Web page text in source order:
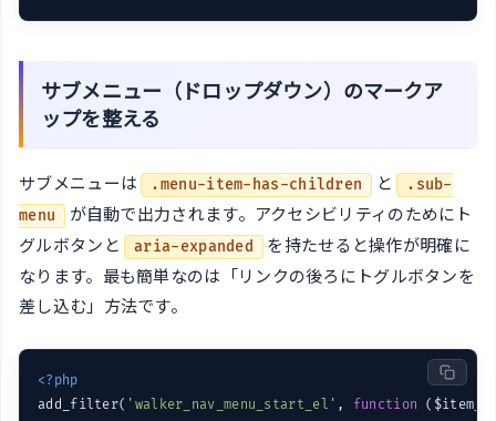
サブメニュー（ドロップダウン）のマークア
ップを整える
サブメニューは .menu-item-has-children と
.sub-
menu
が自動で出力されます。アクセシビリティのためにト
グルボタンと aria-expanded
を持たせると操作が明確に
なります。最も簡単なのは「リンクの後ろにトグルボタンを
差し込む」方法です。
<?php
add_filter( 'walker_nav_menu_start_el' , function